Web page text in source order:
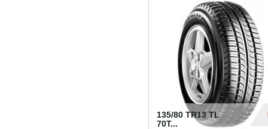
135/80 TR13 TL
70T...